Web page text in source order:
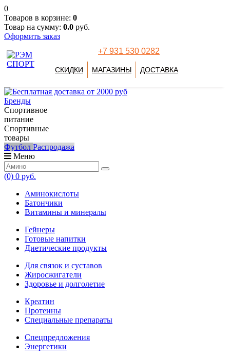
0
Товаров в корзине: 0
Товар на сумму: 0.0 руб.
Оформить заказ
+7 931 530 0282
СКИДКИ МАГАЗИНЫ ДОСТАВКА
Бренды
Спортивное
питание
Спортивные
товары
Футбол Распродажа
Меню
(0) 0 руб.
Аминокислоты
Батончики
Витамины и минералы
Гейнеры
Готовые напитки
Диетические продукты
Для связок и суставов
Жиросжигатели
Здоровье и долголетие
Креатин
Протеины
Специальные препараты
Спецпредложения
Энергетики